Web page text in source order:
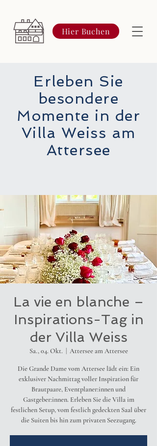
Hier Buchen
Erleben Sie
besondere
Momente in der
Villa Weiss am
Attersee
La vie en blanche –
Inspirations-Tag in
der Villa Weiss
Sa., 04. Okt. Attersee am Attersee
Die Grande Dame vom Attersee lädt ein: Ein
exklusiver Nachmittag voller Inspiration für
Brautpaare, Eventplaner:innen und
Gastgeber:innen. Erleben Sie die Villa im
festlichen Setup, vom festlich gedeckten Saal über
die Suiten bis hin zum privaten Seezugang.